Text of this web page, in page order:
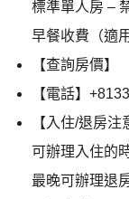
標準單人房 –
早餐收費（適
【查詢房價】
【電話】
【入住/退房注
可辦理入住的
最晚可辦理退